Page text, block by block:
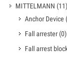
MITTELMANN (11)
Anchor Device
Fall arrester (0)
Fall arrest